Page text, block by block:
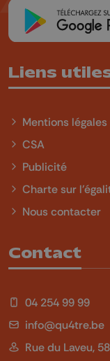
Liens
Mentions légales
CSA
Publicité
Charte sur
Nous contacter
Contact
04 254 99 99
info@qu4tre.be
Rue du Laveu, 58